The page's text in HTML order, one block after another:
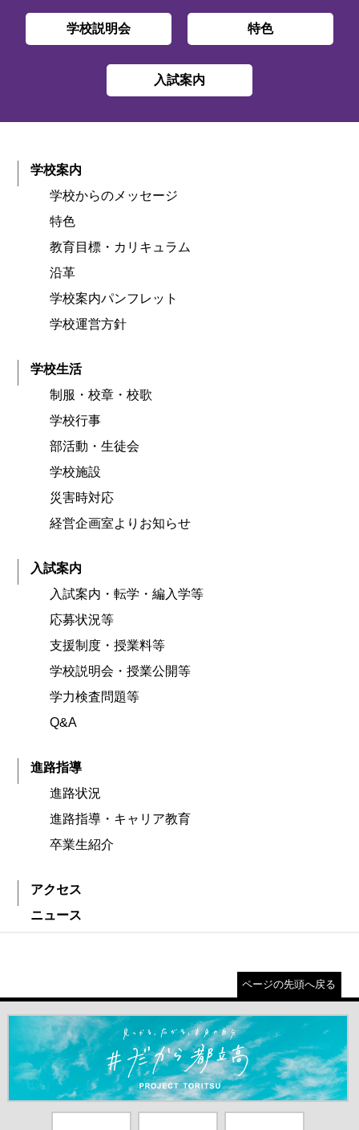
学校説明会 特色
入試案内
学校案内
学校からのメッセージ
特色
教育目標・カリキュラム
沿革
学校案内パンフレット
学校運営方針
学校生活
制服・校章・校歌
学校行事
部活動・生徒会
学校施設
災害時対応
経営企画室よりお知らせ
入試案内
入試案内・転学・編入学等
応募状況等
支援制度・授業料等
学校説明会・授業公開等
学力検査問題等
Q&A
進路指導
進路状況
進路指導・キャリア教育
卒業生紹介
アクセス
ニュース
ページの先頭へ戻る
＃だから都立高（別ウインドウが開きます）